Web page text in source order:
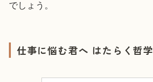
でしょう。
仕事に悩む君へ はたらく哲学